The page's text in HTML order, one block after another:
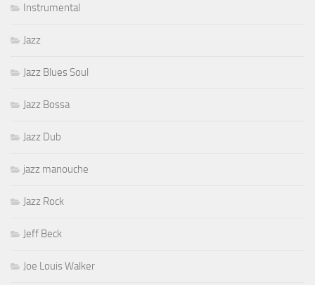
Instrumental
Jazz
Jazz Blues Soul
Jazz Bossa
Jazz Dub
jazz manouche
Jazz Rock
Jeff Beck
Joe Louis Walker